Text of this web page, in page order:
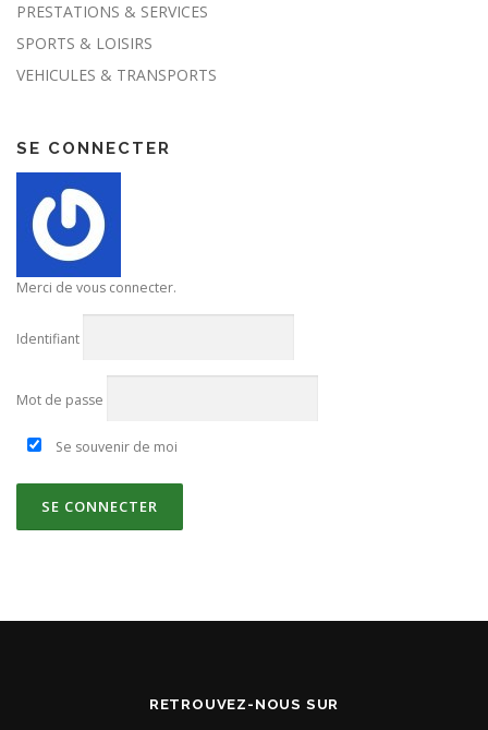
PRESTATIONS & SERVICES
SPORTS & LOISIRS
VEHICULES & TRANSPORTS
SE CONNECTER
Merci de vous connecter.
Identifiant
Mot de passe
Se souvenir de moi
RETROUVEZ-NOUS SUR